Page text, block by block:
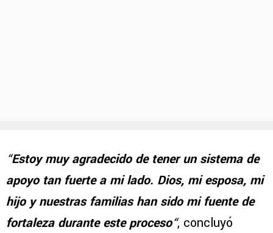
“Estoy muy agradecido de tener un sistema de
apoyo tan fuerte a mi lado. Dios, mi esposa, mi
hijo y nuestras familias han sido mi fuente de
fortaleza durante este proceso“, concluyó